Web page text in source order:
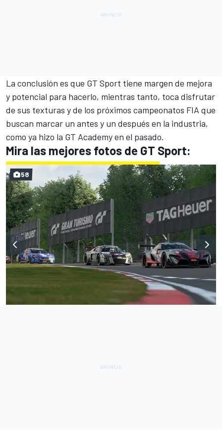
La conclusión es que GT Sport tiene margen de mejora
y potencial para hacerlo, mientras tanto, toca disfrutar
de sus texturas y de los próximos campeonatos FIA que
buscan marcar un antes y un después en la industria,
como ya hizo la GT Academy en el pasado.
Mira las mejores fotos de GT Sport:
58